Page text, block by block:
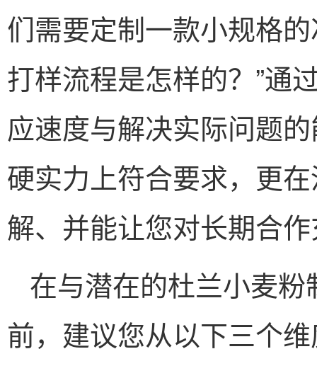
们需要定制一款小规格
打样流程是怎样的？”通
应速度与解决实际问题
硬实力上符合要求，更
解、并能让您对长期合
在与潜在的杜兰小麦
前，建议您从以下三个